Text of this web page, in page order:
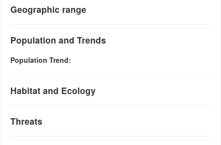
Geographic range
Population and Trends
Population Trend:
Habitat and Ecology
Threats